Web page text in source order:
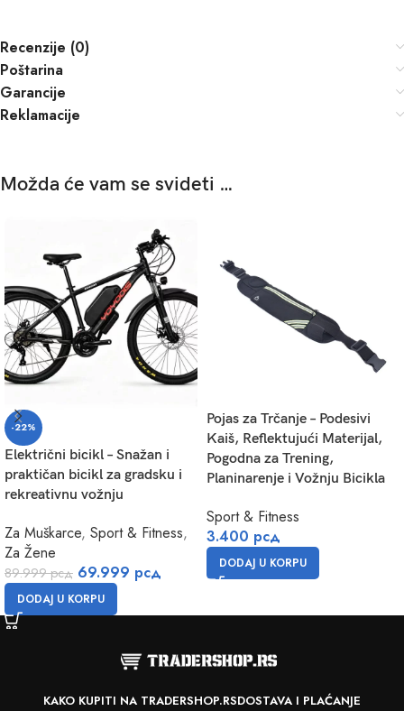
Recenzije (0)
Poštarina
Garancije
Reklamacije
Možda će vam se svideti …
-22%
Električni bicikl – Snažan i
praktičan bicikl za gradsku i
rekreativnu vožnju
Za Muškarce, Sport & Fitness,
Za Žene
89.999рсд 69.999 рсд
DODAJ U KORPU
Pojas za Trčanje – Podesivi
Kaiš, Reflektujući Materijal,
Pogodna za Trening,
Planinarenje i Vožnju Bicikla
Sport & Fitness
3.400 рсд
DODAJ U KORPU
KAKO KUPITI NA TRADERSHOP.RSDOSTAVA I PLAĆANJE